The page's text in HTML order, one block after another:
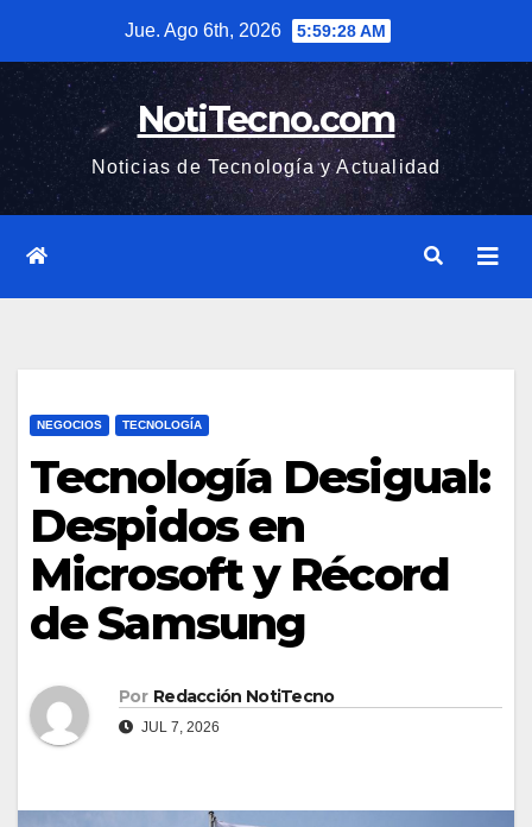
contenido
Jue. Ago 6th, 2026 5:59:29 AM
NotiTecno.com
Noticias de Tecnología y Actualidad
NEGOCIOS TECNOLOGÍA
Tecnología Desigual:
Despidos en
Microsoft y Récord
de Samsung
Por Redacción NotiTecno
JUL 7, 2026